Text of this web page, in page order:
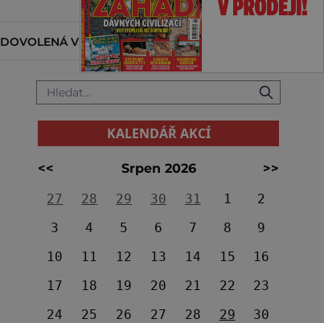
DOVOLENÁ V ZAHRANIČÍ KALENDÁŘ AKCÍ
KALENDÁŘ AKCÍ
<< Srpen 2026
>>
27
28 29 30 31 1
2
3
4 5 6 7 8
9
10
11 12 13 14 15
16
17
18 19 20 21 22
23
24
25 26 27 28 29
30